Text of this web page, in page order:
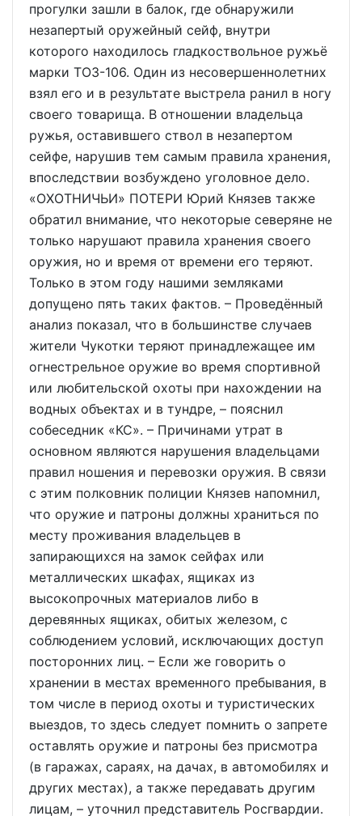
прогулки зашли в балок, где обнаружили
незапертый оружейный сейф, внутри
которого находилось гладкоствольное ружьё
марки ТОЗ-106. Один из несовершеннолетних
взял его и в результате выстрела ранил в ногу
своего товарища. В отношении владельца
ружья, оставившего ствол в незапертом
сейфе, нарушив тем самым правила хранения,
впоследствии возбуждено уголовное дело.
«ОХОТНИЧЬИ» ПОТЕРИ Юрий Князев также
обратил внимание, что некоторые северяне не
только нарушают правила хранения своего
оружия, но и время от времени его теряют.
Только в этом году нашими земляками
допущено пять таких фактов. – Проведённый
анализ показал, что в большинстве случаев
жители Чукотки теряют принадлежащее им
огнестрельное оружие во время спортивной
или любительской охоты при нахождении на
водных объектах и в тундре, – пояснил
собеседник «КС». – Причинами утрат в
основном являются нарушения владельцами
правил ношения и перевозки оружия. В связи
с этим полковник полиции Князев напомнил,
что оружие и патроны должны храниться по
месту проживания владельцев в
запирающихся на замок сейфах или
металлических шкафах, ящиках из
высокопрочных материалов либо в
деревянных ящиках, обитых железом, с
соблюдением условий, исключающих доступ
посторонних лиц. – Если же говорить о
хранении в местах временного пребывания, в
том числе в период охоты и туристических
выездов, то здесь следует помнить о запрете
оставлять оружие и патроны без присмотра
(в гаражах, сараях, на дачах, в автомобилях и
других местах), а также передавать другим
лицам, – уточнил представитель Росгвардии.